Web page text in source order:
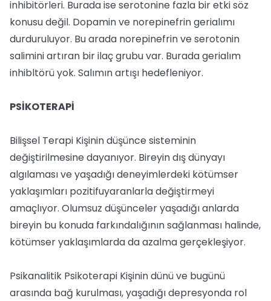
inhibitörleri. Burada ise serotonine fazla bir etki söz
konusu değil. Dopamin ve norepinefrin gerialımı
durduruluyor. Bu arada norepinefrin ve serotonin
salimini artıran bir ilaç grubu var. Burada gerialım
inhibltörü yok. Salımın artışı hedefleniyor.
PSİKOTERAPİ
Bilişsel Terapi Kişinin düşünce sisteminin
değiştirilmesine dayanıyor. Bireyin dış dünyayı
algılaması ve yaşadığı deneyimlerdeki kötümser
yaklaşımları pozitifuyaranlarla değiştirmeyi
amaçlıyor. Olumsuz düşünceler yaşadığı anlarda
bireyin bu konuda farkındalığının sağlanması halinde,
kötümser yaklaşımlarda da azalma gerçekleşiyor.
Psikanalitik Psikoterapi Kişinin dünü ve bugünü
arasında bağ kurulması, yaşadığı depresyonda rol